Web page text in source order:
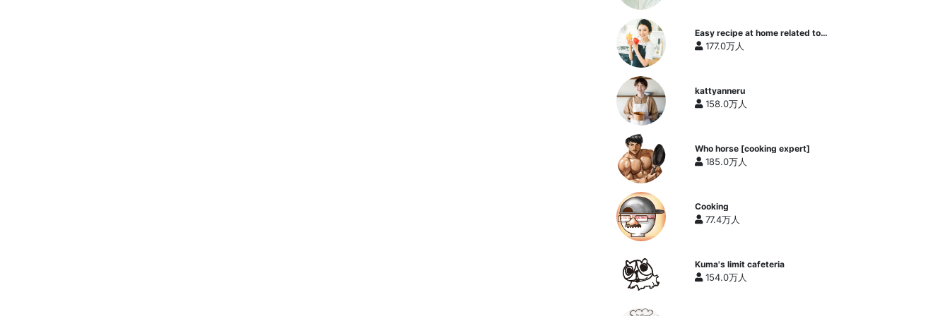
Easy recipe at home related to
cooking researcher / Yukari's
Kitchen
177.0万人
kattyanneru
158.0万人
Who horse [cooking expert]
185.0万人
Cooking
77.4万人
Kuma's limit cafeteria
154.0万人